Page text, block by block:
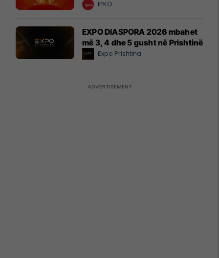
IPKO
EXPO DIASPORA 2026 mbahet
më 3, 4 dhe 5 gusht në Prishtinë
Expo Prishtina